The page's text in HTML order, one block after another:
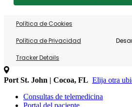
Política de Cookies
Política de Privacidad
Tracker Details
Port St. John | Cocoa, FL Elija otra
Consultas de telemedicina
Portal del paciente